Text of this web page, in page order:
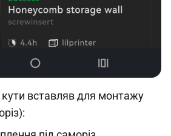
кути вставляв для монтажу